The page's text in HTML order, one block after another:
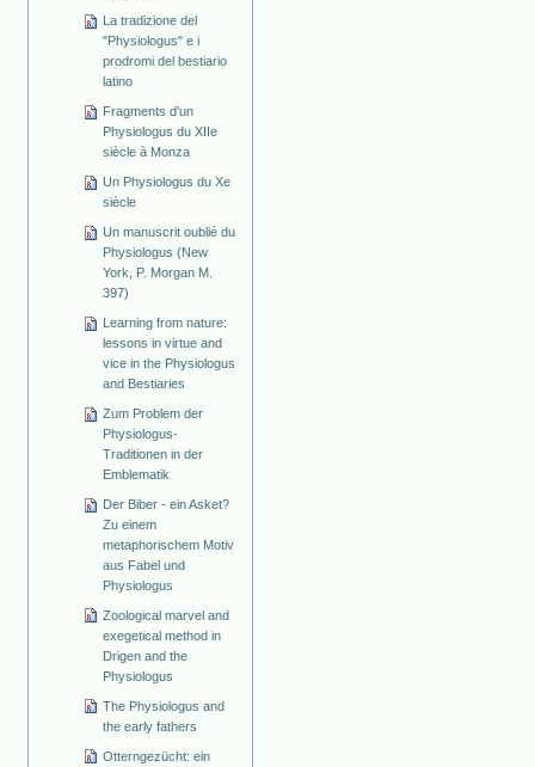
La tradizione del
"Physiologus" e i
prodromi del bestiario
latino
Fragments d'un
Physiologus du XIIe
siècle à Monza
Un Physiologus du Xe
siècle
Un manuscrit oublié du
Physiologus (New
York, P. Morgan M.
397)
Learning from nature:
lessons in virtue and
vice in the Physiologus
and Bestiaries
Zum Problem der
Physiologus-
Traditionen in der
Emblematik
Der Biber - ein Asket?
Zu einem
metaphorischem Motiv
aus Fabel und
Physiologus
Zoological marvel and
exegetical method in
Drigen and the
Physiologus
The Physiologus and
the early fathers
Otterngezücht: ein